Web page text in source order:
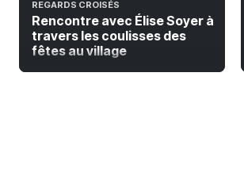
REGARDS CROISÉS
Rencontre avec Élise Soyer à
travers les coulisses des
fêtes au village